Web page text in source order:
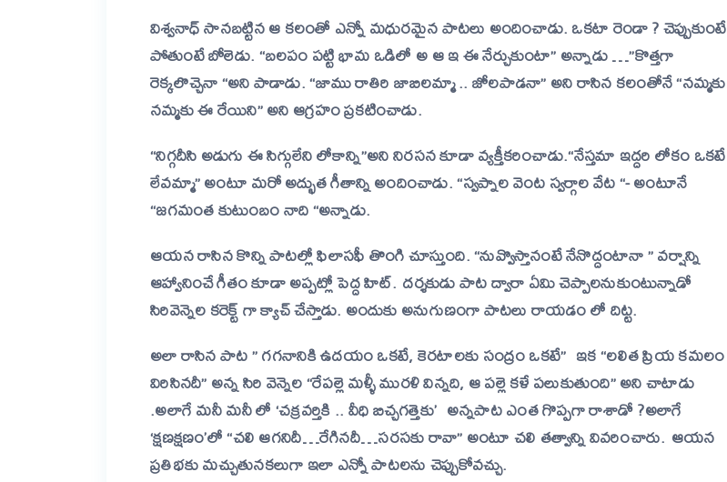
విశ్వనాధ్ సానబట్టిన ఆ కలంతో ఎన్నో మధురమైన పాటలు అందించాడు. ఒకటా రెండా ? చెప్పుకుంటే
పోతుంటే బోలెడు. “బలపం పట్టి భామ ఒడిలో అ ఆ ఇ ఈ నేర్చుకుంటా” అన్నాడు …”కొత్తగా
రెక్కలొచ్చెనా “అని పాడాడు. “జాము రాతిరి జాబిలమ్మా .. జోలపాడనా” అని రాసిన కలంతోనే “నమ్మకు
నమ్మకు ఈ రేయిని” అని ఆగ్రహం ప్రకటించాడు.
“నిగ్గదీసి అడుగు ఈ సిగ్గులేని లోకాన్ని”అని నిరసన కూడా వ్యక్తీకరించాడు.“నేస్తమా ఇద్దరి లోకం ఒకటే
లేవమ్మా” అంటూ మరో అద్భుత గీతాన్ని అందించాడు. “స్వప్నాల వెంట స్వర్గాల వేట “- అంటూనే
“జగమంత కుటుంబం నాది “అన్నాడు.
ఆయన రాసిన కొన్ని పాటల్లో ఫిలాసఫీ తొంగి చూస్తుంది. “నువ్వొస్తానంటే నేనొద్దంటానా ” వర్షాన్ని
ఆహ్వానించే గీతం కూడా అప్పట్లో పెద్ద హిట్. దర్శకుడు పాట ద్వారా ఏమి చెప్పాలనుకుంటున్నాడో
సిరివెన్నెల కరెక్ట్ గా క్యాచ్ చేస్తాడు. అందుకు అనుగుణంగా పాటలు రాయడం లో దిట్ట.
అలా రాసిన పాట ” గగనానికి ఉదయం ఒకటే, కెరటాలకు సంద్రం ఒకటే” ఇక “లలిత ప్రియ కమలం
విరిసినదీ” అన్న సిరి వెన్నెల “రేపల్లె మళ్ళీ మురళి విన్నది, ఆ పల్లె కళే పలుకుతుంది” అని చాటాడు
.అలాగే మనీ మనీ లో ‘చక్రవర్తికి .. వీధి బిచ్చగత్తెకు’ అన్నపాట ఎంత గొప్పగా రాశాడో ?అలాగే
‘క్షణక్షణం’లో “చలి ఆగనిదీ…రేగినదీ…సరసకు రావా” అంటూ చలి తత్వాన్ని వివరించారు. ఆయన
ప్రతిభకు మచ్చుతునకలుగా ఇలా ఎన్నో పాటలను చెప్పుకోవచ్చు.